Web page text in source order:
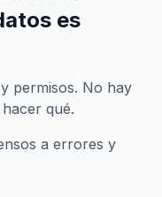
es
permisos. No hay
qué.
a errores y